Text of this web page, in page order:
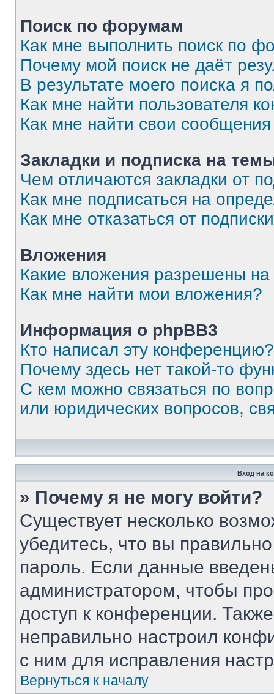
Поиск по форумам
Как мне выполнить поиск по
Почему мой поиск не даёт
В результате моего поиска я
Как мне найти пользователя
Как мне найти свои
Закладки и подписка на
Чем отличаются закладки от
Как мне подписаться на
Как мне отказаться от
Вложения
Какие вложения разрешены
Как мне найти мои вложения?
Информация о phpBB3
Кто написал эту конференцию?
Почему здесь нет такой-то
С кем можно связаться по
или юридических вопросов,
Вход на
» Почему я не могу войти?
Существует несколько
убедитесь, что вы
пароль. Если данные
администратором, чтобы
доступ к конференции.
неправильно настроил
с ним для исправления
Вернуться к началу